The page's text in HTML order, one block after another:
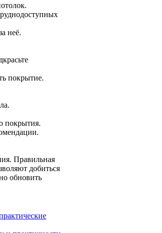
неё.
покрытие.
покрытия.
Правильная
добиться
обновить